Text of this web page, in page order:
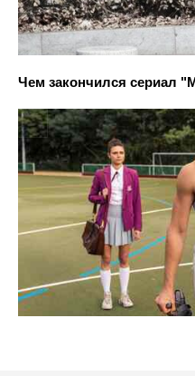
Чем закончился сериал